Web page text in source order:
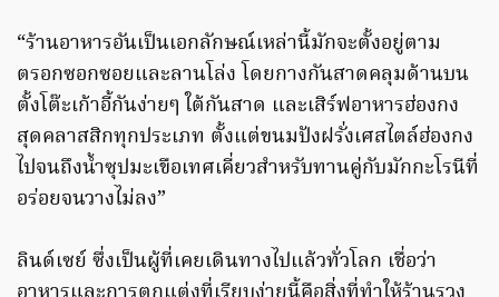
“ร้านอาหารอันเป็นเอกลักษณ์เหล่านี้มักจะตั้งอยู่ตาม
ตรอกซอกซอยและลานโล่ง โดยกางกันสาดคลุมด้านบน
ตั้งโต๊ะเก้าอี้กันง่ายๆ ใต้กันสาด และเสิร์ฟอาหารฮ่องกง
สุดคลาสสิกทุกประเภท ตั้งแต่ขนมปังฝรั่งเศสไตล์ฮ่องกง
ไปจนถึงน้ำซุปมะเขือเทศเคี่ยวสำหรับทานคู่กับมักกะโรนีที่
อร่อยจนวางไม่ลง”
ลินด์เซย์ ซึ่งเป็นผู้ที่เคยเดินทางไปแล้วทั่วโลก เชื่อว่า